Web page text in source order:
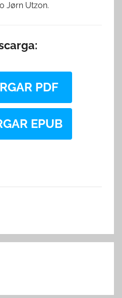
Jørn Utzon.
PDF
EPUB